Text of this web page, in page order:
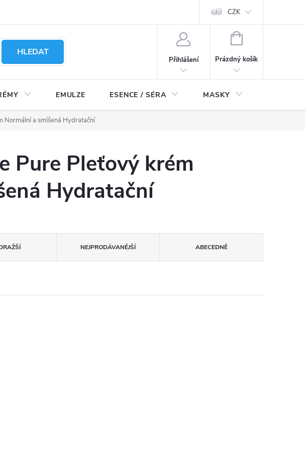
CZK
HLEDAT
Přihlášení
NÁKUPNÍ
Prázdný košík
EMULZE ESENCE / SÉRA MASKY
Normální a smíšená Hydratační
Pure Pleťový krém
Hydratační
NEJPRODÁVANĚJŠÍ ABECEDNĚ